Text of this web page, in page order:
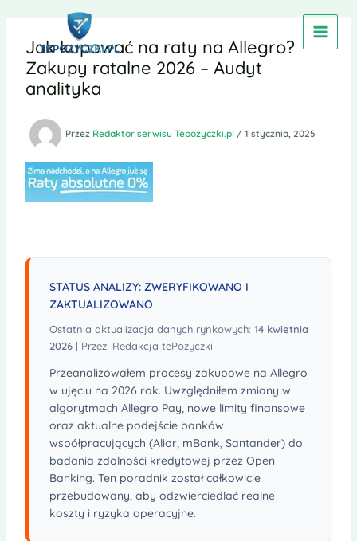
Jak kupować na raty na Allegro?
Zakupy ratalne 2026 – Audyt
analityka
Przez Redaktor serwisu Tepozyczki.pl / 1 stycznia, 2025
STATUS ANALIZY: ZWERYFIKOWANO I
ZAKTUALIZOWANO
Ostatnia aktualizacja danych rynkowych: 14 kwietnia
2026| Przez: Redakcja tePożyczki
Przeanalizowałem procesy zakupowe na Allegro
w ujęciu na 2026 rok. Uwzględniłem zmiany w
algorytmach Allegro Pay, nowe limity finansowe
oraz aktualne podejście banków
współpracujących (Alior, mBank, Santander) do
badania zdolności kredytowej przez Open
Banking. Ten poradnik został całkowicie
przebudowany, aby odzwierciedlać realne
koszty i ryzyka operacyjne.